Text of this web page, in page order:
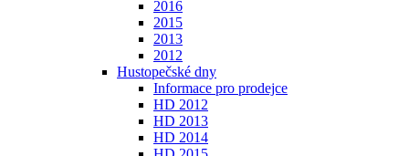
2016
2015
2013
2012
Hustopečské dny
Informace pro prodejce
HD 2012
HD 2013
HD 2014